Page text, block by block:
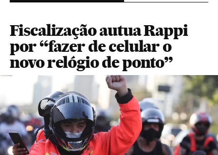
Fiscalização autua Rappi
por “fazer de celular o
novo relógio de ponto”